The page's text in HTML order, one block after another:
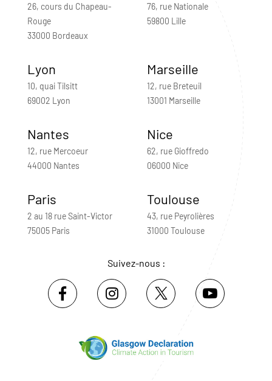
26, cours du Chapeau-
Rouge
33000 Bordeaux
76, rue Nationale
59800 Lille
Lyon
10, quai Tilsitt
69002 Lyon
Marseille
12, rue Breteuil
13001 Marseille
Nantes
12, rue Mercoeur
44000 Nantes
Nice
62, rue Gioffredo
06000 Nice
Paris
2 au 18 rue Saint-Victor
75005 Paris
Toulouse
43, rue Peyrolières
31000 Toulouse
Suivez-nous :